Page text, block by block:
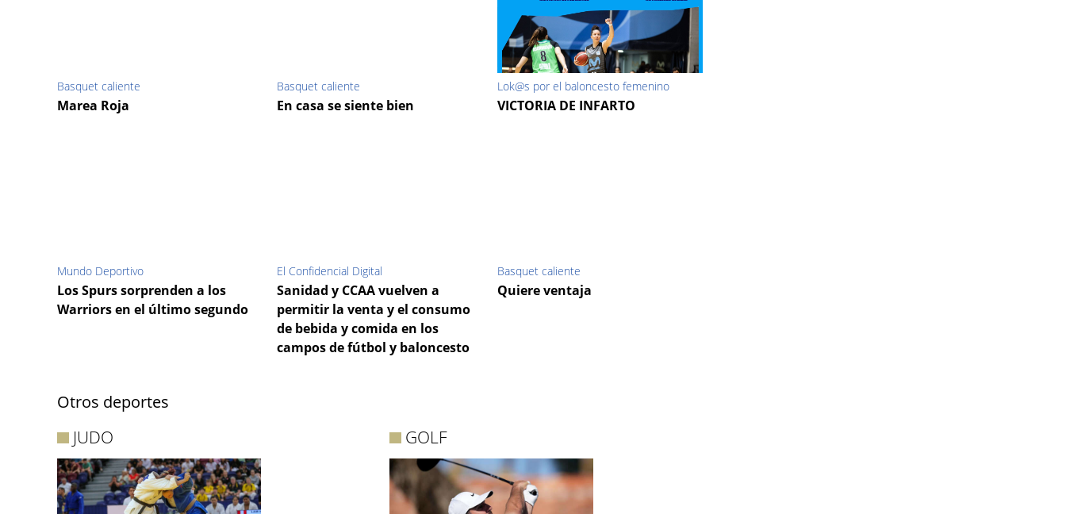
Basquet caliente
Marea Roja
Basquet caliente
En casa se siente bien
Lok@s por el baloncesto femenino
VICTORIA DE INFARTO
Mundo Deportivo
Los Spurs sorprenden a los
Warriors en el último segundo
El Confidencial Digital
Sanidad y CCAA vuelven a
permitir la venta y el consumo
de bebida y comida en los
campos de fútbol y baloncesto
Basquet caliente
Quiere ventaja
Otros deportes
JUDO GOLF